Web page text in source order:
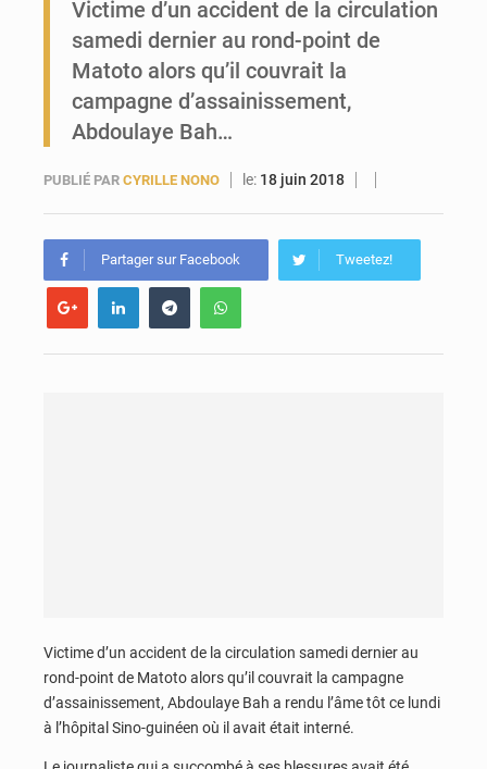
Forces Vives en Guinée : la coalition critique la gestion de Mamadi Doumbouya
Victime d’un accident de la circulation
samedi dernier au rond-point de
Matoto alors qu’il couvrait la
campagne d’assainissement,
Abdoulaye Bah…
PUBLIÉ PAR CYRILLE NONO le: 18 juin 2018
Partager sur Facebook Tweetez!
Victime d’un accident de la circulation samedi dernier au
rond-point de Matoto alors qu’il couvrait la campagne
d’assainissement, Abdoulaye Bah a rendu l’âme tôt ce lundi
à l’hôpital Sino-guinéen où il avait était interné.